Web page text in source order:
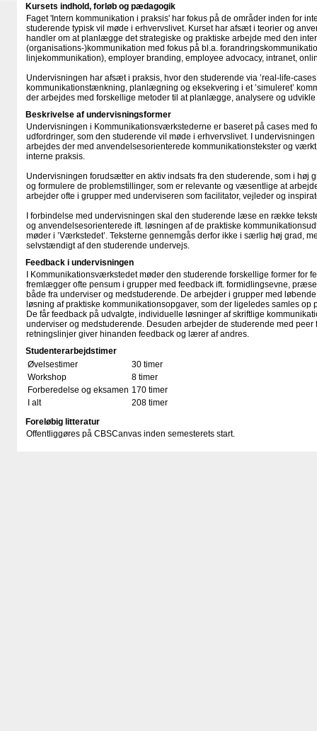
Kursets indhold, forløb og pædagogik
Faget 'Intern kommunikation i praksis' har fokus på de områder inden for
studerende typisk vil møde i erhvervslivet. Kurset har afsæt i teorier og
handler om at planlægge det strategiske og praktiske arbejde med den
(organisations-)kommunikation med fokus på bl.a.
linjekommunikation), employer branding, employee advocacy, intranet,
Undervisningen har afsæt i praksis, hvor den studerende via ’real-life-
kommunikationstænkning, planlægning og eksekvering i et ’simuleret’
der arbejdes med forskellige metoder til at planlægge, analysere og
Beskrivelse af undervisningsformer
Undervisningen i Kommunikationsværkstederne er baseret på cases med
udfordringer, som den studerende vil møde i erhvervslivet. I
arbejdes der med anvendelsesorienterede kommunikationstekster og
interne praksis.
Undervisningen forudsætter en aktiv indsats fra den studerende, som i høj
og formulere de problemstillinger, som er relevante og væsentlige at
arbejder ofte i grupper med underviseren som facilitator, vejleder og
I forbindelse med undervisningen skal den studerende læse en række
og anvendelsesorienterede ift. løsningen af de praktiske
møder i ’Værkstedet’. Teksterne gennemgås derfor ikke i særlig høj grad,
selvstændigt af den studerende undervejs.
Feedback i undervisningen
I Kommunikationsværkstedet møder den studerende forskellige former for
fremlægger ofte pensum i grupper med feedback ift. formidlingsevne,
både fra underviser og medstuderende. De arbejder i grupper med
løsning af praktiske kommunikationsopgaver, som der ligeledes samles op
De får feedback på udvalgte, individuelle løsninger af skriftlige
underviser og medstuderende. Desuden arbejder de studerende med
retningslinjer giver hinanden feedback og lærer af andres.
Studenterarbejdstimer
Øvelsestimer
30 timer
Workshop
8 timer
Forberedelse og eksamen 170 timer
I alt
208 timer
Foreløbig litteratur
Offentliggøres på CBSCanvas inden semesterets start.